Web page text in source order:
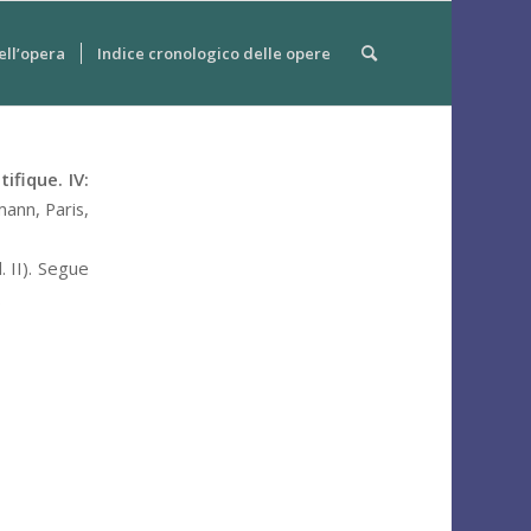
Indice cronologico delle opere
IV:
, Paris,
II). Segue